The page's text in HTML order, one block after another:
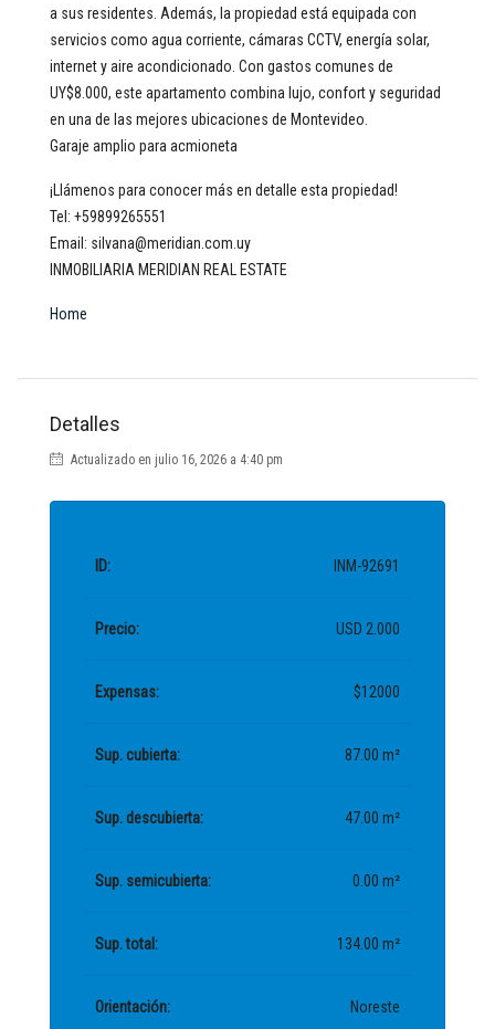
a sus residentes. Además, la propiedad está equipada con
servicios como agua corriente, cámaras CCTV, energía solar,
internet y aire acondicionado. Con gastos comunes de
UY$8.000, este apartamento combina lujo, confort y seguridad
en una de las mejores ubicaciones de Montevideo.
Garaje amplio para acmioneta
¡Llámenos para conocer más en detalle esta propiedad!
Tel: +59899265551
Email: silvana@meridian.com.uy
INMOBILIARIA MERIDIAN REAL ESTATE
Home
Detalles
Actualizado en julio 16, 2026 a 4:40 pm
ID: INM-92691
Precio: USD 2.000
Expensas: $12000
Sup. cubierta: 87.00 m²
Sup. descubierta: 47.00 m²
Sup. semicubierta: 0.00 m²
Sup. total: 134.00 m²
Orientación: Noreste